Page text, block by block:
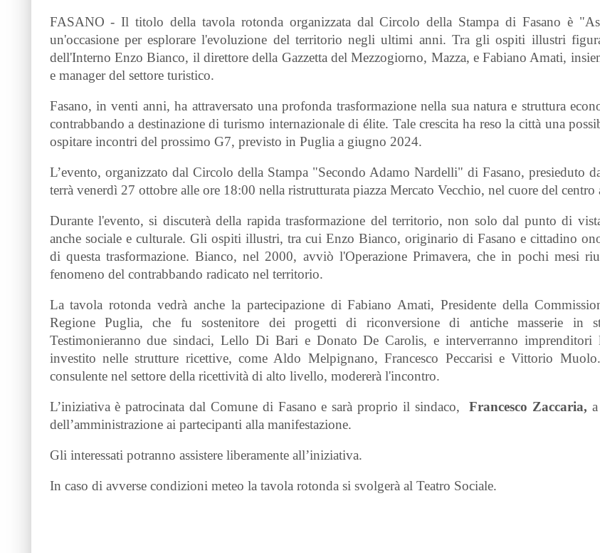
FASANO - Il titolo della tavola rotonda organizzata dal Circolo della Stampa di Fasano è
un'occasione per esplorare l'evoluzione del territorio negli ultimi anni. Tra gli ospiti illustri
dell'Interno Enzo Bianco, il direttore della Gazzetta del Mezzogiorno, Mazza, e Fabiano Amati,
e manager del settore turistico.
Fasano, in venti anni, ha attraversato una profonda trasformazione nella sua natura e struttura
contrabbando a destinazione di turismo internazionale di élite. Tale crescita ha reso la città una
ospitare incontri del prossimo G7, previsto in Puglia a giugno 2024.
L’evento, organizzato dal Circolo della Stampa "Secondo Adamo Nardelli" di Fasano, presieduto
terrà venerdì 27 ottobre alle ore 18:00 nella ristrutturata piazza Mercato Vecchio, nel cuore del centro
Durante l'evento, si discuterà della rapida trasformazione del territorio, non solo dal punto di
anche sociale e culturale. Gli ospiti illustri, tra cui Enzo Bianco, originario di Fasano e cittadino
di questa trasformazione. Bianco, nel 2000, avviò l'Operazione Primavera, che in pochi mesi
fenomeno del contrabbando radicato nel territorio.
La tavola rotonda vedrà anche la partecipazione di Fabiano Amati, Presidente della
Regione Puglia, che fu sostenitore dei progetti di riconversione di antiche masserie in
Testimonieranno due sindaci, Lello Di Bari e Donato De Carolis, e interverranno imprenditori
investito nelle strutture ricettive, come Aldo Melpignano, Francesco Peccarisi e Vittorio
consulente nel settore della ricettività di alto livello, modererà l'incontro.
L’iniziativa è patrocinata dal Comune di Fasano e sarà proprio il sindaco,Francesco Zaccaria,
dell’amministrazione ai partecipanti alla manifestazione.
Gli interessati potranno assistere liberamente all’iniziativa.
In caso di avverse condizioni meteo la tavola rotonda si svolgerà al Teatro Sociale.